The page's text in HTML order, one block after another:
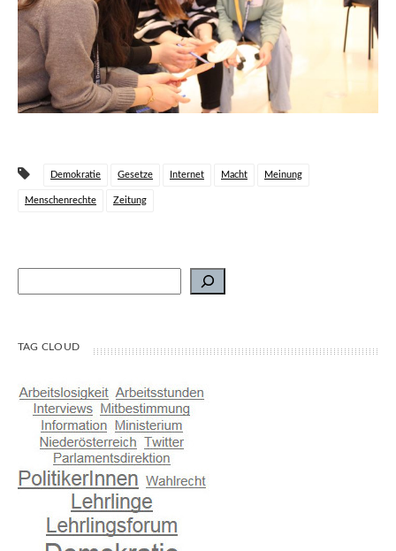
Demokratie Gesetze Internet Macht Meinung
Menschenrechte Zeitung
TAG CLOUD